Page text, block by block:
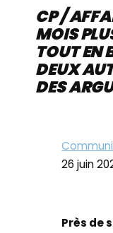
CP /
MOIS
TOUT EN
DEUX
DES
26 juin
Près de